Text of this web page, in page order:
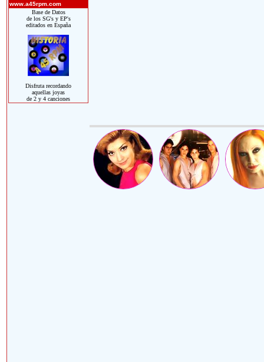
www.a45rpm.com
Base de Datos
de los SG's y EP's
editados en España
Disfruta recordando
aquellas joyas
de 2 y 4 canciones